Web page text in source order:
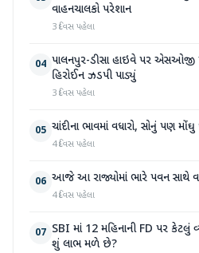
વાહનચાલકો પરેશાન
3 દિવસ પહેલા
04 પાલનપુર-ડીસા હાઇવે પર એસઓજી
હિરોઈન ઝડપી પાડ્યું
3 દિવસ પહેલા
05 ચાંદીના ભાવમાં વધારો, સોનું પણ
4 દિવસ પહેલા
06 આજે આ રાજ્યોમાં ભારે પવન સાથે
4 દિવસ પહેલા
07 SBI માં 12 મહિનાની FD પર કેટલું
શું લાભ મળે છે?